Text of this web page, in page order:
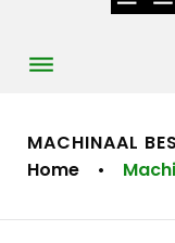
MACHINAAL
Home
•